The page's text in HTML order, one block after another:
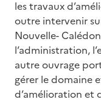
les travaux
outre intervenir
Nouvelle-
l’administration,
autre ouvrage
gérer le domaine
d’amélioration et